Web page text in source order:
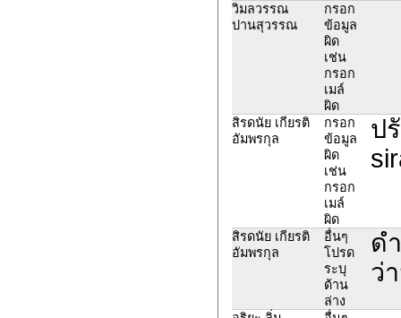
วิมลวรรณ
ปานสุวรรณ
กรอก
ข้อมูล
ผิด
เช่น
กรอก
เมล์
ผิด
สิรดนัย เกียรติ
อัมพรกุล
กรอก
ข้อมูล
ผิด
เช่น
กรอก
เมล์
ผิด
ป
สิรดนัย เกียรติ
อัมพรกุล
อื่นๆ
โปรด
ระบุ
ด้าน
ล่าง
ด
ว่